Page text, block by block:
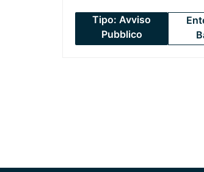
Tipo: Avviso
Pubblico